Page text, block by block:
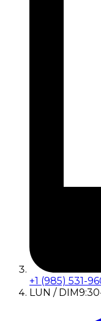
+1 (985) 531-
LUN / DIM